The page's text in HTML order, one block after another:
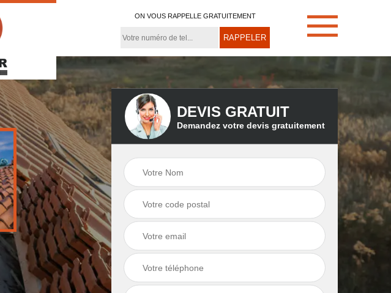
ON VOUS RAPPELLE GRATUITEMENT
Rénovation de
toiture 21
Démoussage de
toiture 21
Couvreur zingueur
21
DEVIS GRATUIT
Demandez votre devis gratuitement